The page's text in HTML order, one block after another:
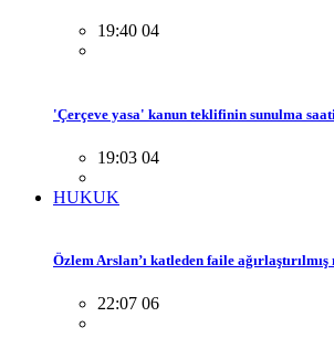
19:40 04
'Çerçeve yasa' kanun teklifinin sunulma
19:03 04
HUKUK
Özlem Arslan’ı katleden faile ağırlaştırılmış
22:07 06